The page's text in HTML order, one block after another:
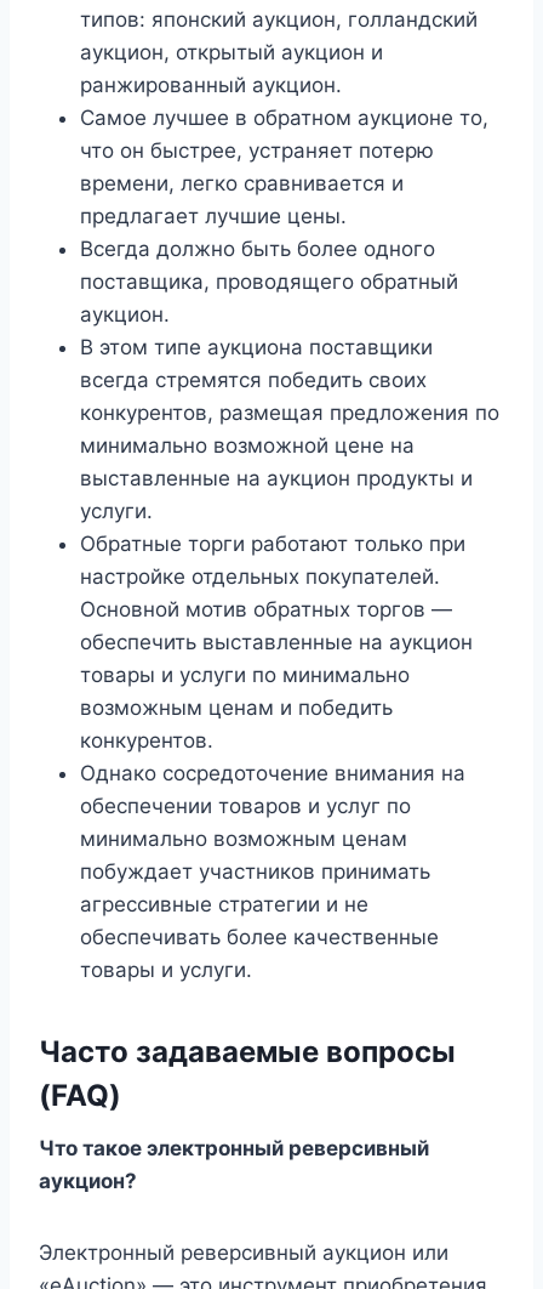
типов: японский аукцион, голландский
аукцион, открытый аукцион и
ранжированный аукцион.
Самое лучшее в обратном аукционе то,
что он быстрее, устраняет потерю
времени, легко сравнивается и
предлагает лучшие цены.
Всегда должно быть более одного
поставщика, проводящего обратный
аукцион.
В этом типе аукциона поставщики
всегда стремятся победить своих
конкурентов, размещая предложения по
минимально возможной цене на
выставленные на аукцион продукты и
услуги.
Обратные торги работают только при
настройке отдельных покупателей.
Основной мотив обратных торгов —
обеспечить выставленные на аукцион
товары и услуги по минимально
возможным ценам и победить
конкурентов.
Однако сосредоточение внимания на
обеспечении товаров и услуг по
минимально возможным ценам
побуждает участников принимать
агрессивные стратегии и не
обеспечивать более качественные
товары и услуги.
Часто задаваемые вопросы
(FAQ)
Что такое электронный реверсивный
аукцион?
Электронный реверсивный аукцион или